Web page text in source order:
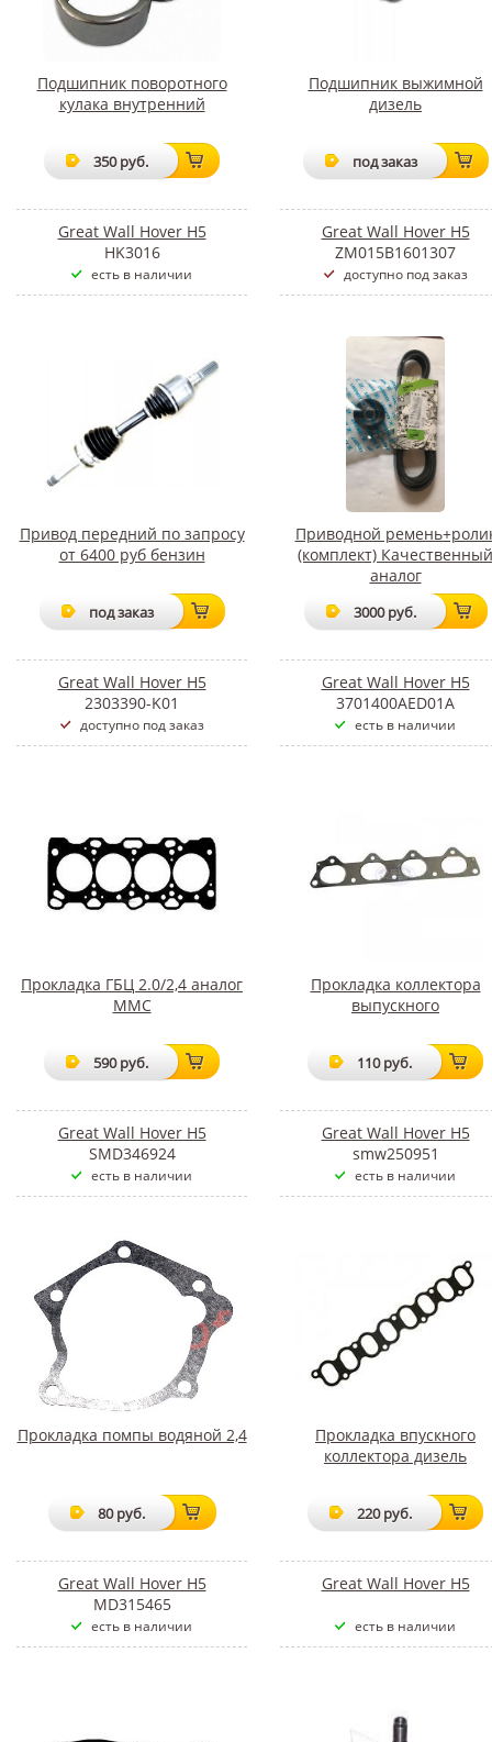
Подшипник поворотного
кулака внутренний
350 руб.
Great Wall Hover H5
HK3016
есть в наличии
Подшипник выжимной
дизель
под заказ
Great Wall Hover H5
ZM015B1601307
доступно под заказ
Привод передний по запросу
от 6400 руб бензин
под заказ
Great Wall Hover H5
2303390-K01
доступно под заказ
Приводной
(комплект) Качественный
аналог
3000 руб.
Great Wall Hover H5
3701400AED01A
есть в наличии
Прокладка ГБЦ 2.0/2,4 аналог
ММС
590 руб.
Great Wall Hover H5
SMD346924
есть в наличии
Прокладка коллектора
выпускного
110 руб.
Great Wall Hover H5
smw250951
есть в наличии
Прокладка помпы водяной 2,4
80 руб.
Great Wall Hover H5
MD315465
есть в наличии
Прокладка впускного
коллектора дизель
220 руб.
Great Wall Hover H5
есть в наличии